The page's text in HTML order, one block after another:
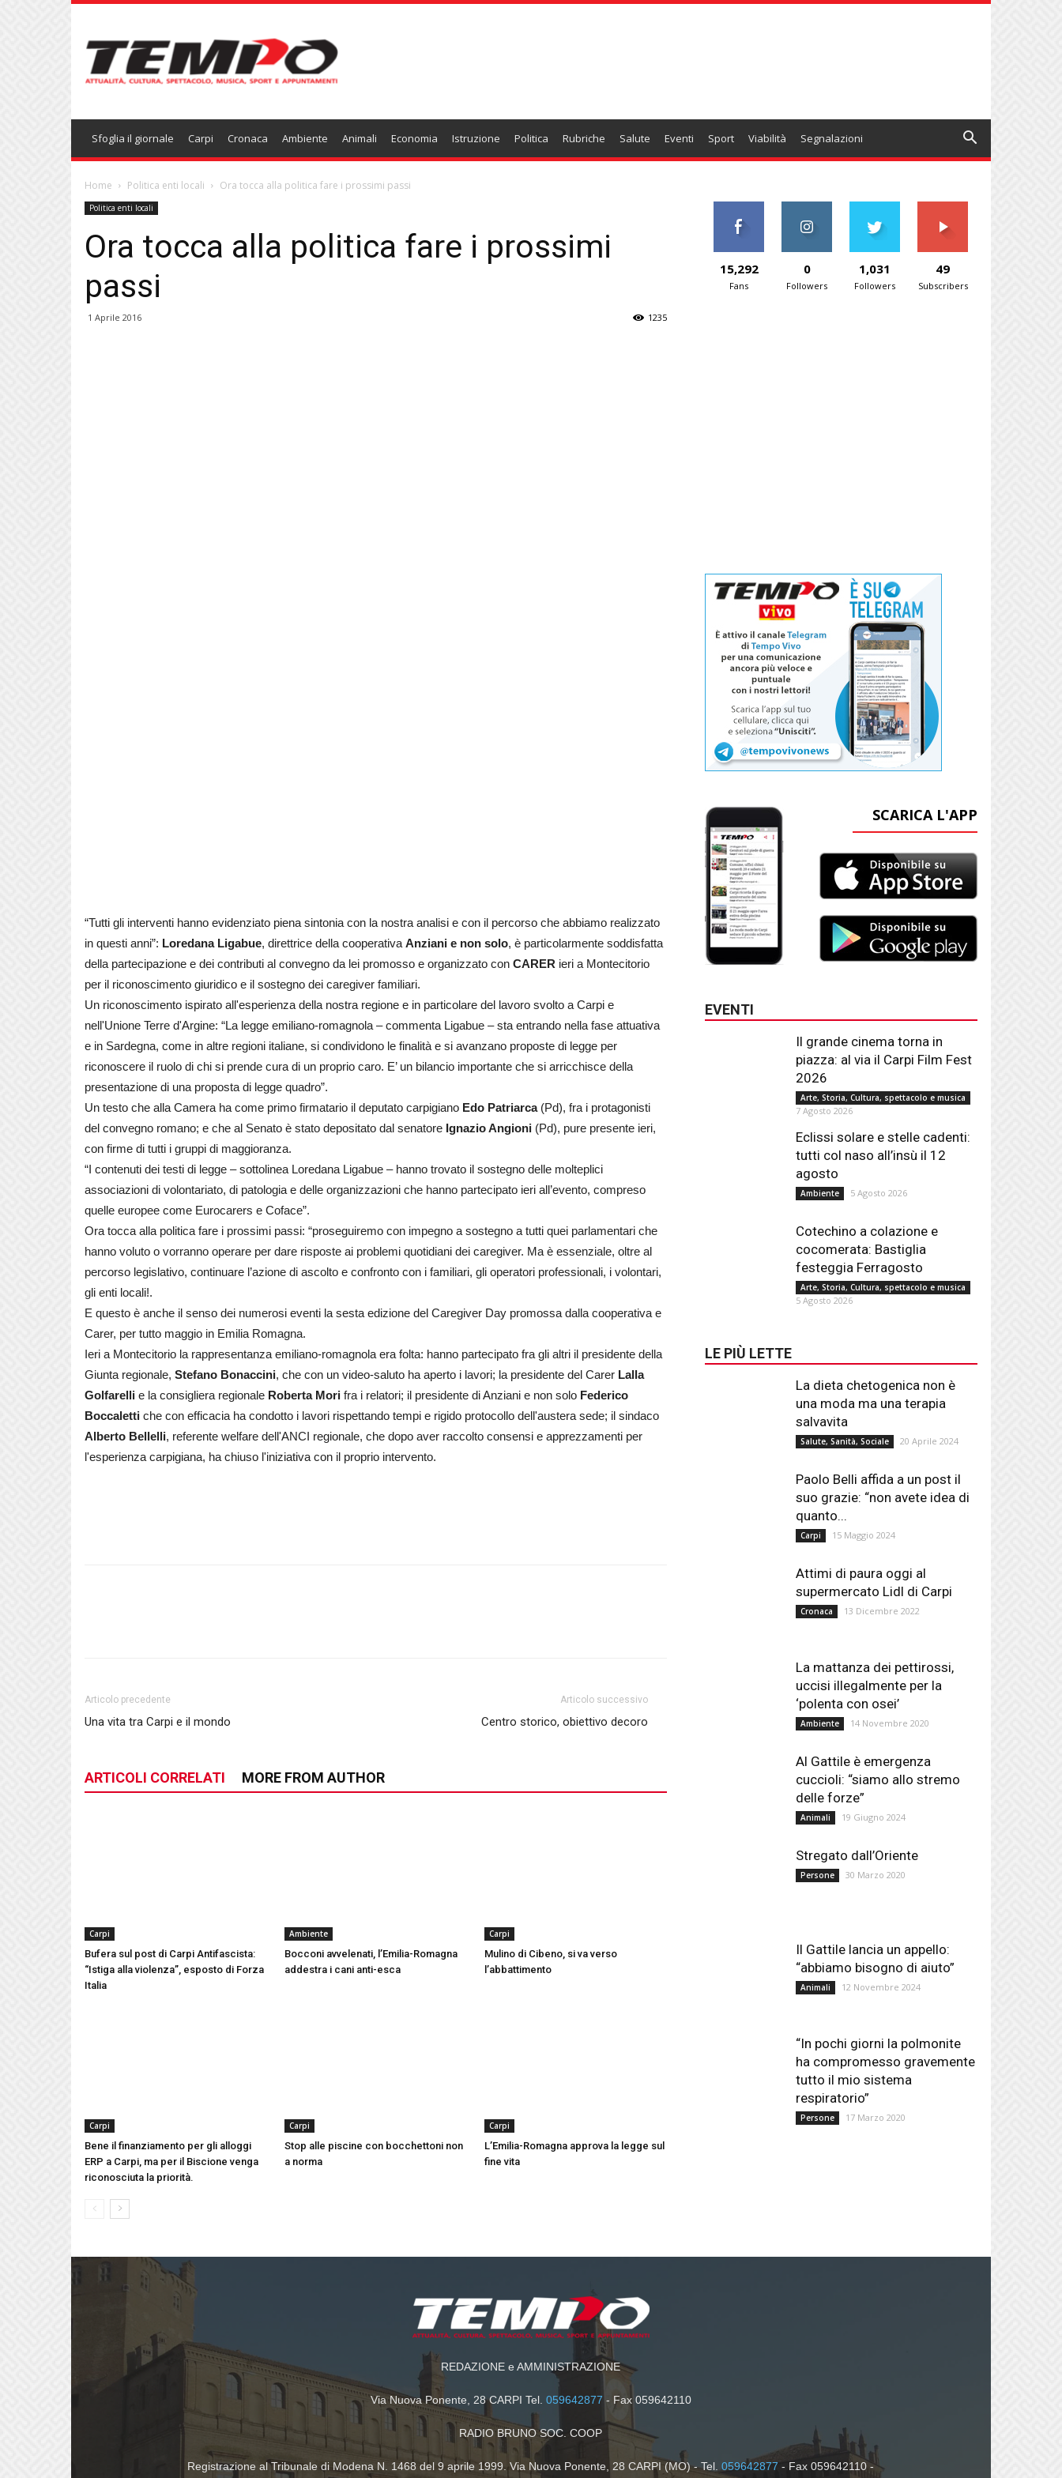
Sfoglia il giornale Carpi Cronaca Ambiente Animali Economia Istruzione Politica Rubriche Salute Eventi Sport Viabilità Segnalazioni
Home Politica enti locali Ora tocca alla politica fare i prossimi passi
Politica enti locali
Ora tocca alla politica fare i prossimi
passi
1 Aprile 2016 1235
“Tutti gli interventi hanno evidenziato piena sintonia con la nostra analisi e con il percorso che abbiamo realizzato
in questi anni”: Loredana Ligabue, direttrice della cooperativaAnziani e non solo, è particolarmente soddisfatta
della partecipazione e dei contributi al convegno da lei promosso e organizzato conCARER ieri a Montecitorio
per il riconoscimento giuridico e il sostegno dei caregiver familiari.
Un riconoscimento ispirato all'esperienza della nostra regione e in particolare del lavoro svolto a Carpi e
nell'Unione Terre d'Argine: “La legge emiliano-romagnola – commenta Ligabue – sta entrando nella fase attuativa
e in Sardegna, come in altre regioni italiane, si condividono le finalità e si avanzano proposte di legge per
riconoscere il ruolo di chi si prende cura di un proprio caro. E’ un bilancio importante che si arricchisce della
presentazione di una proposta di legge quadro”.
Un testo che alla Camera ha come primo firmatario il deputato carpigiano Edo Patriarca (Pd), fra i protagonisti
del convegno romano; e che al Senato è stato depositato dal senatore Ignazio Angioni (Pd), pure presente ieri,
con firme di tutti i gruppi di maggioranza.
“I contenuti dei testi di legge – sottolinea Loredana Ligabue – hanno trovato il sostegno delle molteplici
associazioni di volontariato, di patologia e delle organizzazioni che hanno partecipato ieri all’evento, compreso
quelle europee come Eurocarers e Coface”.
Ora tocca alla politica fare i prossimi passi: “proseguiremo con impegno a sostegno a tutti quei parlamentari che
hanno voluto o vorranno operare per dare risposte ai problemi quotidiani dei caregiver. Ma è essenziale, oltre al
percorso legislativo, continuare l’azione di ascolto e confronto con i familiari, gli operatori professionali, i volontari,
gli enti locali!.
E questo è anche il senso dei numerosi eventi la sesta edizione del Caregiver Day promossa dalla cooperativa e
Carer, per tutto maggio in Emilia Romagna.
Ieri a Montecitorio la rappresentanza emiliano-romagnola era folta: hanno partecipato fra gli altri il presidente della
Giunta regionale,Stefano Bonaccini, che con un video-saluto ha aperto i lavori; la presidente del Carer Lalla
Golfarellie la consigliera regionale Roberta Morifra i relatori; il presidente di Anziani e non solo Federico
Boccaletti che con efficacia ha condotto i lavori rispettando tempi e rigido protocollo dell'austera sede; il sindaco
Alberto Bellelli, referente welfare dell'ANCI regionale, che dopo aver raccolto consensi e apprezzamenti per
l'esperienza carpigiana, ha chiuso l'iniziativa con il proprio intervento.
Articolo precedente
Una vita tra Carpi e il mondo
Articolo successivo
Centro storico, obiettivo decoro
ARTICOLI CORRELATI MORE FROM AUTHOR
Carpi
Bufera sul post di Carpi Antifascista:
“Istiga alla violenza”, esposto di Forza
Italia
Ambiente
Bocconi avvelenati, l’Emilia-Romagna
addestra i cani anti-esca
Carpi
Mulino di Cibeno, si va verso
l’abbattimento
Carpi
Bene il finanziamento per gli alloggi
ERP a Carpi, ma per il Biscione venga
riconosciuta la priorità.
Carpi
Stop alle piscine con bocchettoni non
a norma
Carpi
L’Emilia-Romagna approva la legge sul
fine vita
15,292
Fans
0
Followers
1,031
Followers
49
Subscribers
SCARICA L'APP
EVENTI
Il grande cinema torna in
piazza: al via il Carpi Film Fest
2026
Arte, Storia, Cultura, spettacolo e musica
7 Agosto 2026
Eclissi solare e stelle cadenti:
tutti col naso all’insù il 12
agosto
Ambiente 5 Agosto 2026
Cotechino a colazione e
cocomerata: Bastiglia
festeggia Ferragosto
Arte, Storia, Cultura, spettacolo e musica
5 Agosto 2026
LE PIÙ LETTE
La dieta chetogenica non è
una moda ma una terapia
salvavita
Salute, Sanità, Sociale 20 Aprile 2024
Paolo Belli affida a un post il
suo grazie: “non avete idea di
quanto...
Carpi 15 Maggio 2024
Attimi di paura oggi al
supermercato Lidl di Carpi
Cronaca 13 Dicembre 2022
La mattanza dei pettirossi,
uccisi illegalmente per la
‘polenta con osei’
Ambiente 14 Novembre 2020
Al Gattile è emergenza
cuccioli: “siamo allo stremo
delle forze”
Animali 19 Giugno 2024
Stregato dall’Oriente
Persone 30 Marzo 2020
Il Gattile lancia un appello:
“abbiamo bisogno di aiuto”
Animali 12 Novembre 2024
“In pochi giorni la polmonite
ha compromesso gravemente
tutto il mio sistema
respiratorio”
Persone 17 Marzo 2020
REDAZIONE e AMMINISTRAZIONE
Via Nuova Ponente, 28 CARPI Tel. 059642877 - Fax 059642110
RADIO BRUNO SOC. COOP
Registrazione al Tribunale di Modena N. 1468 del 9 aprile 1999. Via Nuova Ponente, 28 CARPI (MO) - Tel.059642877 - Fax 059642110 -